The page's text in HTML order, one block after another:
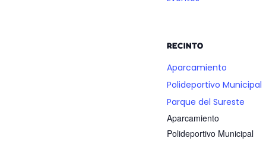
RECINTO
Aparcamiento
Polideportivo Municipal
Parque del Sureste
Aparcamiento
Polideportivo Municipal